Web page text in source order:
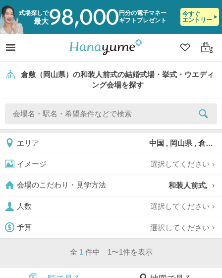
式場探しで
最大98,000 円分の電子マネー
ギフトプレゼント
今すぐ
エントリー
クリップ
ログ
倉敷（岡山県）の和装人前式の結婚式場・挙式・ウエディ
ング会場を探す
エリア 中国 , 岡山県 , 倉敷
イメージ 選択してください
会場のこだわり・見学方法 和装人前式,
人数 選択してください
予算 選択してください
全 1 件中 1〜1件を表示